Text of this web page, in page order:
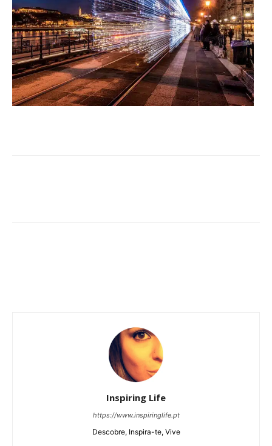
Inspiring Life
https://www.inspiringlife.pt
Descobre, Inspira-te, Vive